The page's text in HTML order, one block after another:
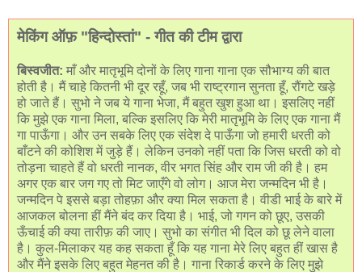
मेकिंग ऑफ़ "हिन्दोस्तां" - गीत की टीम द्वारा
बिस्वजीत: माँ और मातृभूमि दोनों के लिए गाना गाना एक सौभाग्य की बात
होती है। मैं चाहे कितनी भी दूर रहूँ, जब भी राष्ट्रगान सुनता हूँ, रौंगटे खड़े
हो जाते हैं। सुभो ने जब ये गाना भेजा, मैं बहुत खुश हुआ था। इसलिए नहीं
कि मुझे एक गाना मिला, बल्कि इसलिए कि मेरी मातृभूमि के लिए एक गाना मैं
गा पाऊँगा। और उन सबके लिए एक संदेश दे पाऊँगा जो हमारी धरती को
बाँटने की कोशिश में जुड़े हैं। लेकिन उनको नहीं पता कि जिस धरती को वो
तोड़ना चाहते हैं वो धरती नानक, वीर भगत सिंह और राम जी की है। हम
अगर एक बार जग गए तो मिट जाएँगे वो लोग। आज मेरा जन्मदिन भी है।
जन्मदिन पे इससे बड़ा तोहफ़ा और क्या मिल सकता है। वीडी भाई के बारे में
आजकल बोलना हीं मैंने बंद कर दिया है। भाई, जो गगन को छूए, उसकी
ऊँचाई की क्या तारीफ़ की जाए। सुभो का संगीत भी दिल को छू लेने वाला
है। कुल-मिलाकर यह कह सकता हूँ कि यह गाना मेरे लिए बहुत हीं खास है
और मैंने इसके लिए बहुत मेहनत की है। गाना रिकार्ड करने के लिए मुझे